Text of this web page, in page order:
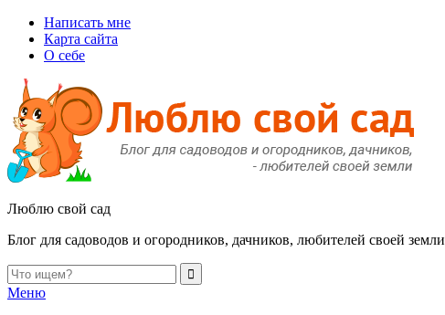
Написать мне
Карта сайта
О себе
Люблю свой сад
Блог для садоводов и огородников, дачников, любителей своей земли
Меню